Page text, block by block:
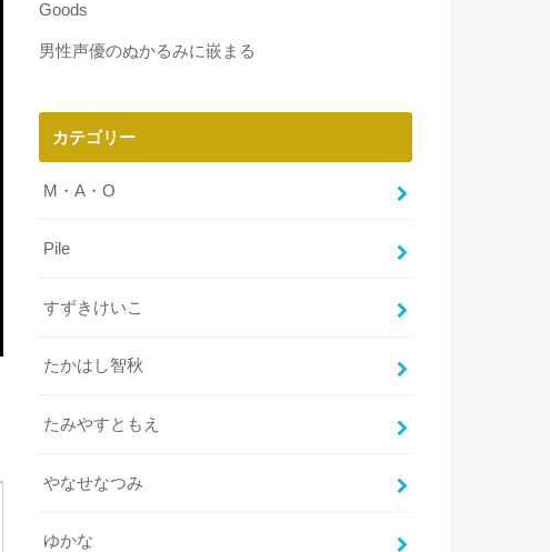
Goods
男性声優のぬかるみに嵌まる
カテゴリー
M・A・O
Pile
すずきけいこ
たかはし智秋
たみやすともえ
やなせなつみ
ゆかな